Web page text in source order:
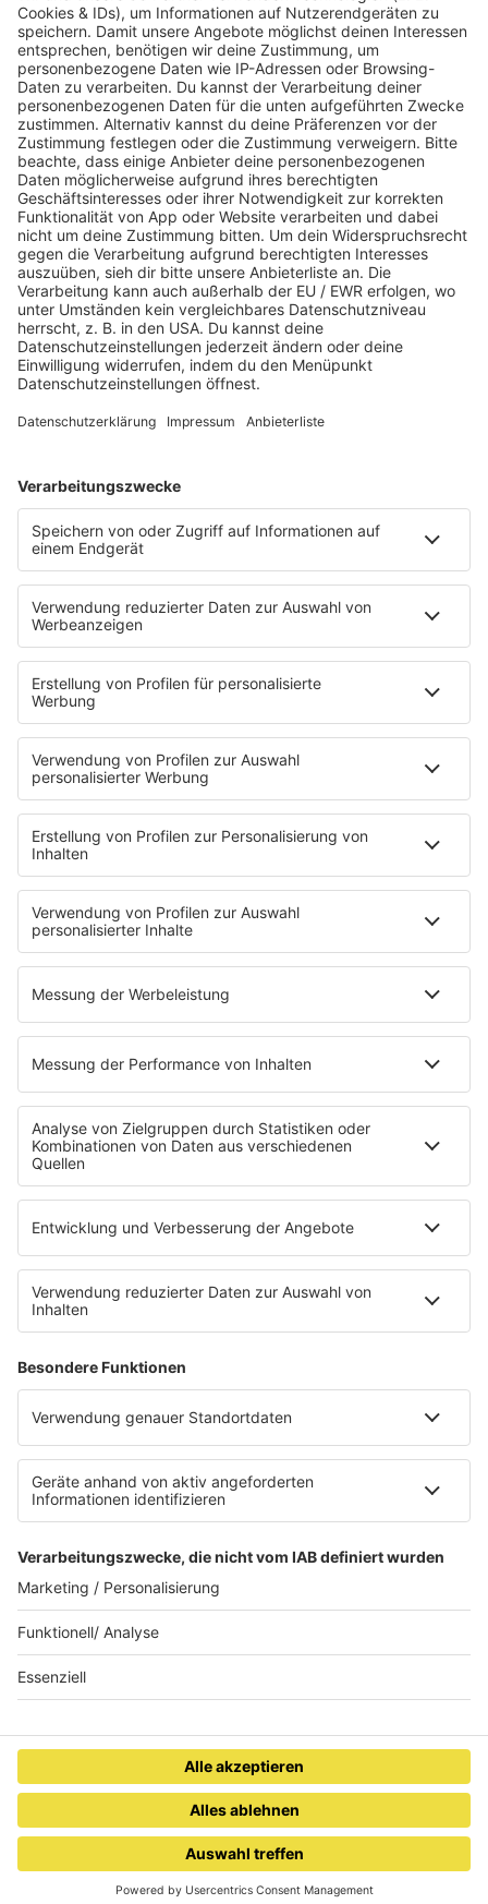
FEVER DREAM
ALEX WARREN
Webstream
Webcam
SALÜ am Morgen
Podcast
Aktuelle Beiträge und Themen
Sound of Saarland
Martina Straten
Hitstory
Schlaumeier-Duell
Mundwerk - schlau frühstücken
FUN
Kontakt-Board
App
T.B. Action-Hero
10 Fragen 10 Antworten
Chat-Community
SALÜ TV
SERVICE
Wetter
Verkehr & Blitzer
Weggehtipps
Jobbörse
Tipps und Tricks
SALÜ BONUS
INSIDE / B2B
B2B / Mediadaten
Empfang (DAB+, UKW, IP)
RADIO SALÜ Team
Alexa
App
WhatsApp-Kanal
Impressum
AGB
Datenschutzerklärung
Teilnahmebedingungen
Presse
Kontakt
WETTER
SAARLAND
FREITAG
11-27°